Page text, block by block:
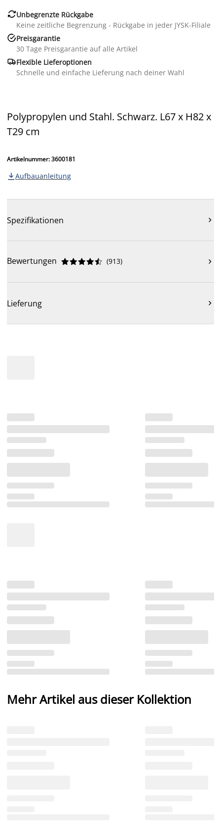
Unbegrenzte Rückgabe
Keine zeitliche Begrenzung - Rückgabe in jeder JYSK-Filiale
Preisgarantie
30 Tage Preisgarantie auf alle Artikel
Flexible Lieferoptionen
Schnelle und einfache Lieferung nach deiner Wahl
Polypropylen und Stahl. Schwarz. L67 x H82 x
T29 cm
Artikelnummer: 3600181
 Aufbauanleitung
Spezifikationen 
Bewertungen 




 (913) 
Lieferung 
Mehr Artikel aus dieser Kollektion